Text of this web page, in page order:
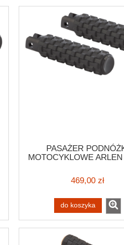
PASAŻER
MOTOCYKLOWE
SCOUT BRS
PODNÓŻKI DLA
PANAMERICA/SOFTAIL/
469,00 zł
do koszyka